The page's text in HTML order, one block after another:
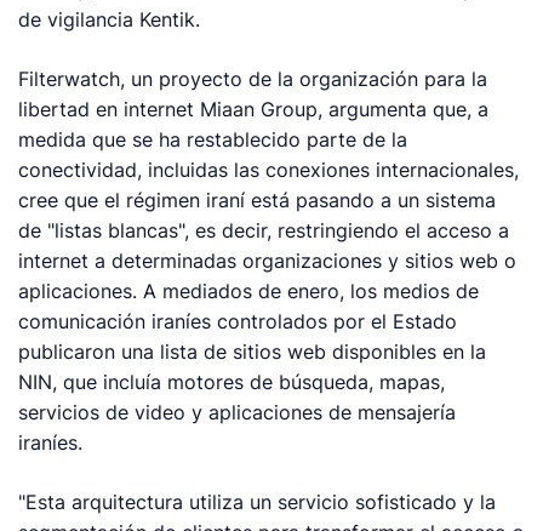
de vigilancia Kentik.
Filterwatch, un proyecto de la organización para la
libertad en internet Miaan Group, argumenta que, a
medida que se ha restablecido parte de la
conectividad, incluidas las conexiones internacionales,
cree que el régimen iraní está pasando a un sistema
de "listas blancas", es decir, restringiendo el acceso a
internet a determinadas organizaciones y sitios web o
aplicaciones. A mediados de enero, los medios de
comunicación iraníes controlados por el Estado
publicaron una lista de sitios web disponibles en la
NIN, que incluía motores de búsqueda, mapas,
servicios de video y aplicaciones de mensajería
iraníes.
"Esta arquitectura utiliza un servicio sofisticado y la